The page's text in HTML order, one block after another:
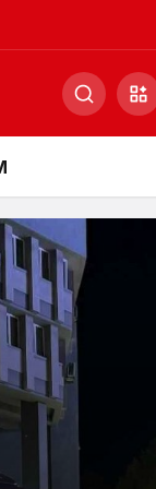
Modu
modunu seçin.
Modu
seçin.